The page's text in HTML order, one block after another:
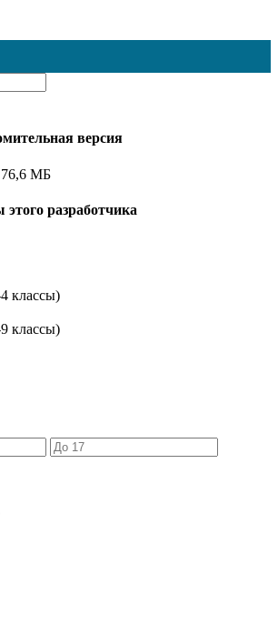
версия
76,6 МБ
разработчика
классы)
классы)